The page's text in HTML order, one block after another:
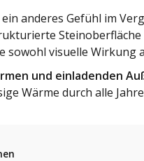
anderes Gefühl im
sowohl visuelle Wirkung
und einladenden
Wärme durch alle